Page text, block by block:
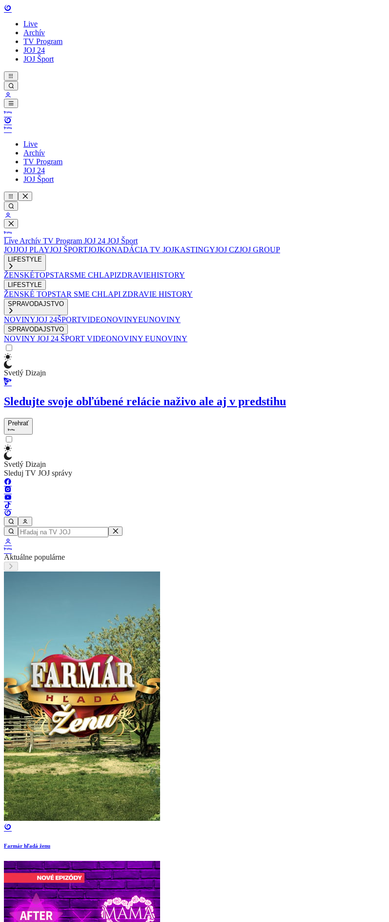
Live
Archív
TV Program
JOJ 24
JOJ Šport
Live
Archív
TV Program
JOJ 24
JOJ Šport
Live Archív TV Program JOJ 24 JOJ Šport
JOJJOJ PLAYJOJ ŠPORTJOJKONADÁCIA TV JOJKASTINGYJOJ CZJOJ GROUP
LIFESTYLE
ŽENSKÉTOPSTARSME CHLAPIZDRAVIEHISTORY
LIFESTYLE
ŽENSKÉ TOPSTAR SME CHLAPI ZDRAVIE HISTORY
SPRAVODAJSTVO
NOVINYJOJ 24ŠPORTVIDEONOVINYEUNOVINY
SPRAVODAJSTVO
NOVINY JOJ 24 ŠPORT VIDEONOVINY EUNOVINY
Svetlý Dizajn
Sledujte svoje obľúbené relácie naživo ale aj v predstihu
Prehrať
Svetlý Dizajn
Sleduj TV JOJ správy
Aktuálne populárne
Farmár hľadá ženu